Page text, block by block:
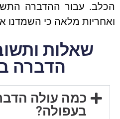
ואחריות מלאה כי השמדנו
שאלות
הדברה
כמה עולה
בעפולה?